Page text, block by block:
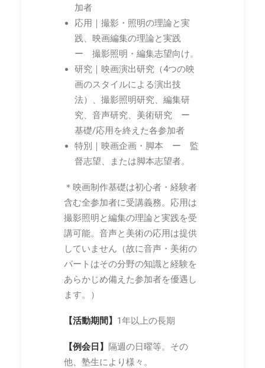
加者
応用｜撮影・照明の理論と実
践、映画編集の理論と実践
ー 撮影照明・編集志望向け。
研究｜映画演出研究（4つの映
画のスタイルによる演出技
法）、撮影照明研究、編集研
究、音声研究、美術研究 ー
基礎/応用を終えた各参加者
特別｜映画企画・脚本 ー 監
督志望、または脚本志望者。
＊映画制作基礎は初心者・経験者
含む全参加者に受講義務。応用は
撮影照明と編集の理論と実践を受
講可能。音声と美術の応用は提供
していません（故に音声・美術の
パートはその分野の知識と経験を
あらかじめ備えた参加者を優遇し
ます。）
【活動期間】 1年以上の長期
【例会日】 隔週の日曜等。その
他、塾生により様々。